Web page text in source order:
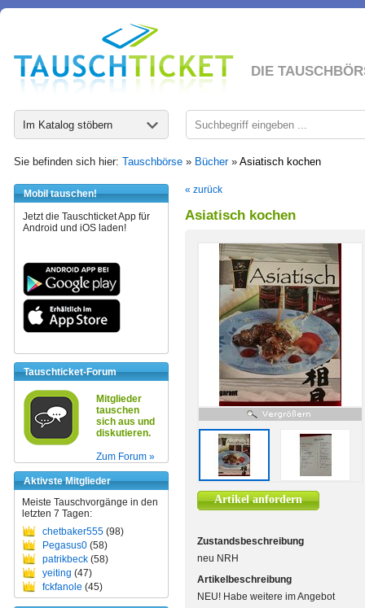
DIE
Im Katalog stöbern
Sie befinden sich hier: Tauschbörse » Bücher» Asiatisch kochen
Mobil tauschen!
Jetzt die Tauschticket App für
Android und iOS laden!
Tauschticket-Forum
Mitglieder
tauschen
sich aus und
diskutieren.
Zum Forum »
Aktivste Mitglieder
Meiste Tauschvorgänge in den
letzten 7 Tagen:
chetbaker555 (98)
Pegasus0 (58)
patrikbeck (58)
yeiting (47)
fckfanole (45)
« zurück
Asiatisch kochen
Artikel anfordern
Zustandsbeschreibung
neu NRH
Artikelbeschreibung
NEU! Habe weitere im Angebot